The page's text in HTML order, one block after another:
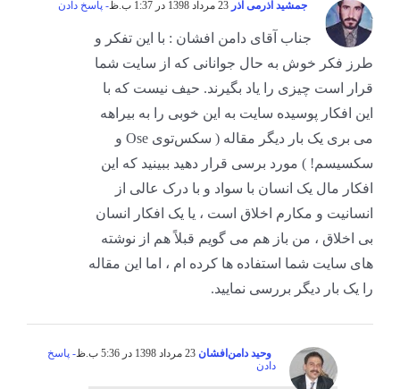
جمشید آذرمی آذر - پاسخ دادن
جناب آقای دامن افشان : با این تفکر و
طرز فکر خوش به حال جوانانی که از سایت شما
قرار است چیزی را یاد بگیرند. حیف نیست که با
این افکار پوسیده سایت به این خوبی را به بیراهه
می بری یک بار دیگر مقاله ( سکس‌توی Ose و
سکسیسم! ) مورد برسی قرار دهید ببینید که این
افکار مال یک انسان با سواد و با درک عالی از
انسانیت و مکارم اخلاق است ، یا یک افکار انسان
بی اخلاق ، من باز هم می گویم قبلاً هم از نوشته
های سایت شما استفاده ها کرده ام ، اما این مقاله
را یک بار دیگر بررسی نمایید.
وحید دامن‌افشان
- پاسخ
دادن